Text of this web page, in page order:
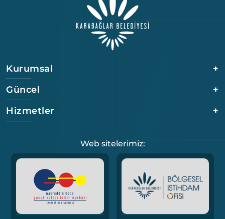
Kurumsal
+
Güncel
+
Hizmetler
+
Web sitelerimiz: